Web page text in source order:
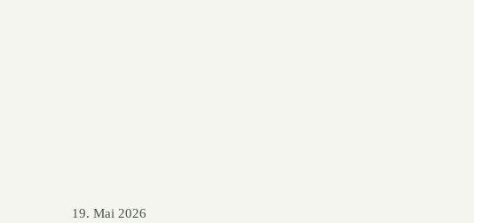
19. Mai 2026